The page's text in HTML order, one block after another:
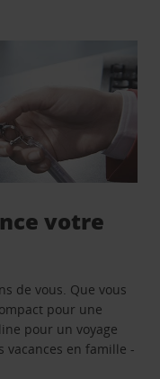
votre
de vous. Que vous
pour une
pour un voyage
vacances en famille -